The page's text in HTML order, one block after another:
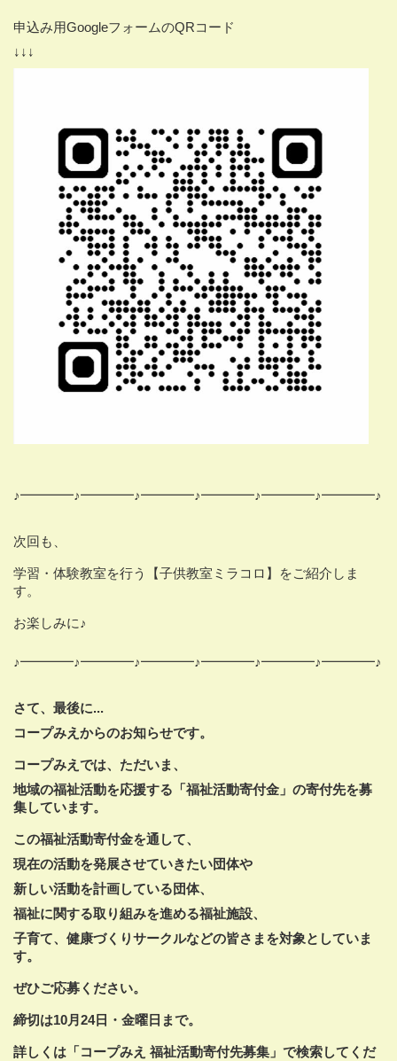
申込み用GoogleフォームのQRコード
↓↓↓
♪━━━━♪━━━━♪━━━━♪━━━━♪━━━━♪━━━━♪
次回も、
学習・体験教室を行う【子供教室ミラコロ】をご紹介しま
す。
お楽しみに♪
♪━━━━♪━━━━♪━━━━♪━━━━♪━━━━♪━━━━♪
さて、最後に...
コープみえからのお知らせです。
コープみえでは、ただいま、
地域の福祉活動を応援する「福祉活動寄付金」の寄付先を募
集しています。
この福祉活動寄付金を通して、
現在の活動を発展させていきたい団体や
新しい活動を計画している団体、
福祉に関する取り組みを進める福祉施設、
子育て、健康づくりサークルなどの皆さまを対象としていま
す。
ぜひご応募ください。
締切は10月24日・金曜日まで。
詳しくは「コープみえ 福祉活動寄付先募集」で検索してくだ